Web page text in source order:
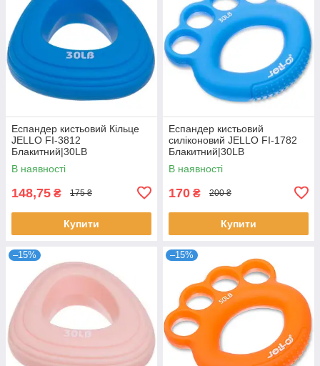
Еспандер кистьовий Кільце
JELLO FI-3812
Блакитний|30LB
В наявності
148,75 ₴ 175 ₴
Купити
Еспандер кистьовий
силіконовий JELLO FI-1782
Блакитний|30LB
В наявності
170 ₴ 200 ₴
Купити
–15% –15%